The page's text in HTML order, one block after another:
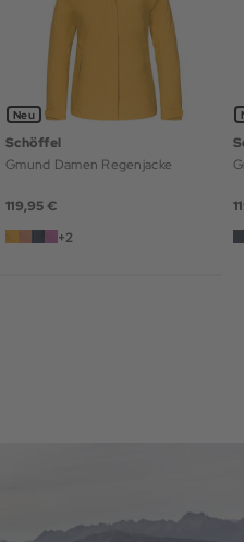
Neu
Schöffel
Gmund Damen Regenjacke
119,95 €
+2